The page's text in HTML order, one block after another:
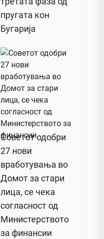
пругата кон
Бугарија
Советот одобри
27 нови
вработувања во
Домот за стари
лица, се чека
согласност од
Министерството
за финансии